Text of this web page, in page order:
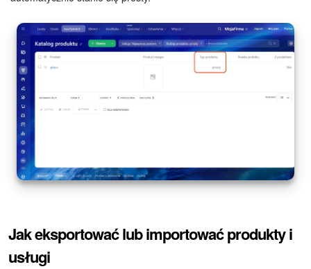
Jak eksportować lub importować produkty i
usługi